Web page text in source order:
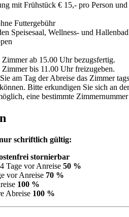
mit Frühstück € 15,- pro Person und
Futtergebühr
Speisesaal, Wellness- und
ab 15.00 Uhr bezugsfertig.
bis 11.00 Uhr freizugeben.
am Tag der Abreise das Zimmer
Bitte erkundigen Sie sich an
eine bestimmte
schriftlich gültig:
stornierbar
Tage vor Anreise 50 %
vor Anreise 70 %
100 %
Abreise 100 %